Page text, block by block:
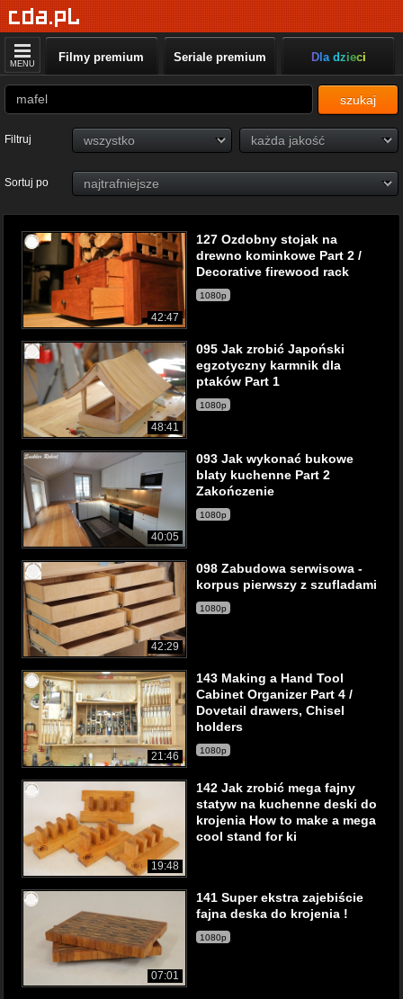
MENU Filmy premium Seriale premium Dla dzieci
szukaj
Filtruj
Sortuj po
42:47
127 Ozdobny stojak na
drewno kominkowe Part 2 /
Decorative firewood rack
1080p
48:41
095 Jak zrobić Japoński
egzotyczny karmnik dla
ptaków Part 1
1080p
40:05
093 Jak wykonać bukowe
blaty kuchenne Part 2
Zakończenie
1080p
42:29
098 Zabudowa serwisowa -
korpus pierwszy z szufladami
1080p
21:46
143 Making a Hand Tool
Cabinet Organizer Part 4 /
Dovetail drawers, Chisel
holders
1080p
19:48
142 Jak zrobić mega fajny
statyw na kuchenne deski do
krojenia How to make a mega
cool stand for ki
07:01
141 Super ekstra zajebiście
fajna deska do krojenia !
1080p